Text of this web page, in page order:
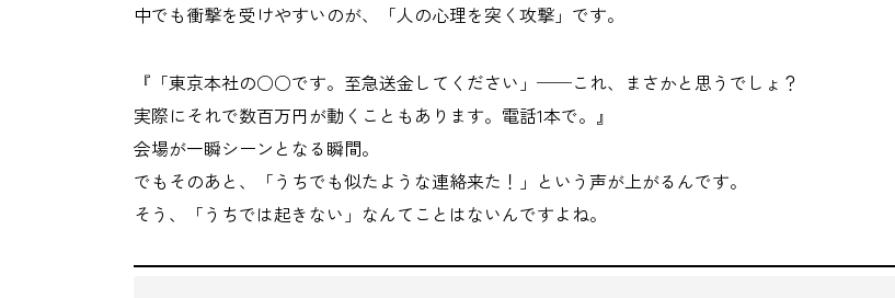
中でも衝撃を受けやすいのが、「人の心理を突く攻撃」です。
『「東京本社の○○です。至急送金してください」──これ、まさかと思うでしょ？
実際にそれで数百万円が動くこともあります。電話1本で。』
会場が一瞬シーンとなる瞬間。
でもそのあと、「うちでも似たような連絡来た！」という声が上がるんです。
そう、「うちでは起きない」なんてことはないんですよね。